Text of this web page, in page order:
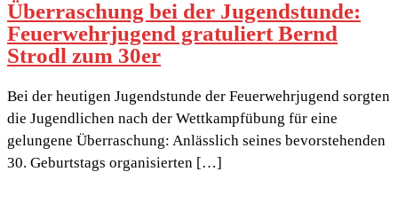
Überraschung bei der Jugendstunde:
Feuerwehrjugend gratuliert Bernd
Strodl zum 30er
Bei der heutigen Jugendstunde der Feuerwehrjugend sorgten
die Jugendlichen nach der Wettkampfübung für eine
gelungene Überraschung: Anlässlich seines bevorstehenden
30. Geburtstags organisierten […]